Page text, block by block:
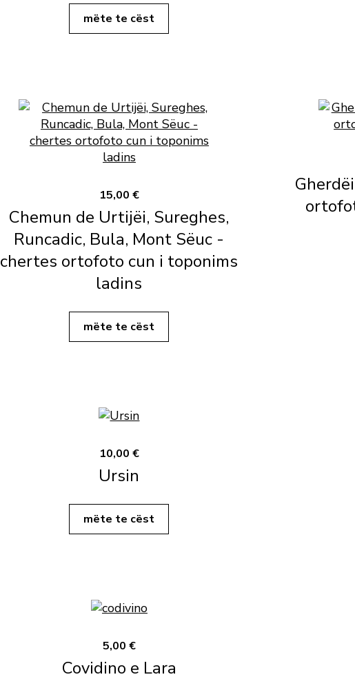
mëte te cëst
15,00 €
Chemun de Urtijëi, Sureghes,
Runcadic, Bula, Mont Sëuc -
chertes ortofoto cun i toponims
ladins
mëte te cëst
10,00 €
Ursin
mëte te cëst
5,00 €
Covidino e Lara